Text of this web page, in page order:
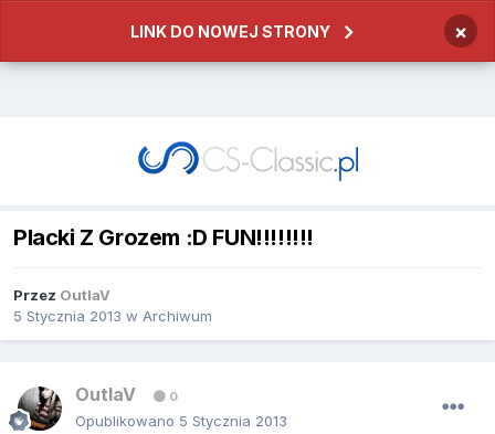
LINK DO NOWEJ STRONY ×
Placki Z Grozem :D FUN!!!!!!!!
Przez OutlaV
5 Stycznia 2013 w Archiwum
OutlaV 0
Opublikowano 5 Stycznia 2013